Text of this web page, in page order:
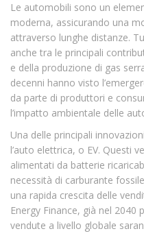
Le automobili sono un
moderna, assicurando una
attraverso lunghe distanze.
anche tra le principali
e della produzione di gas
decenni hanno visto
da parte di produttori e
l’impatto ambientale delle
Una delle principali
l’auto elettrica, o EV. Questi
alimentati da batterie
necessità di carburante
una rapida crescita delle
Energy Finance, già nel
vendute a livello globale